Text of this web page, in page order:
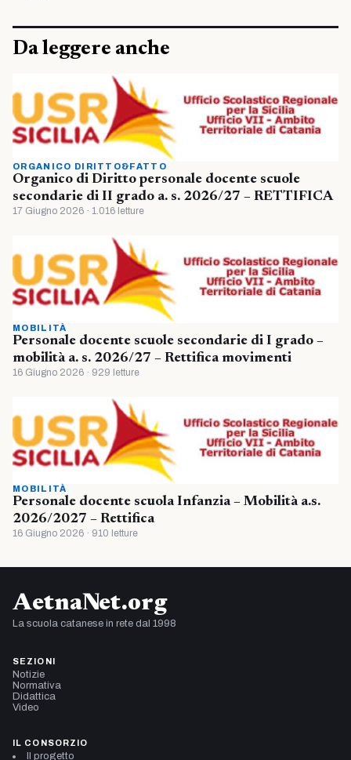
Da leggere anche
ORGANICO DIRITTO&FATTO
Organico di Diritto personale docente scuole
secondarie di II grado a. s. 2026/27 – RETTIFICA
17 Giugno 2026 · 1.016 letture
MOBILITÀ
Personale docente scuole secondarie di I grado –
mobilità a. s. 2026/27 – Rettifica movimenti
16 Giugno 2026 · 929 letture
MOBILITÀ
Personale docente scuola Infanzia – Mobilità a.s.
2026/2027 – Rettifica
16 Giugno 2026 · 910 letture
AetnaNet.org
La scuola catanese in rete dal 1998
SEZIONI
Notizie
Normativa
Didattica
Video
IL CONSORZIO
Il progetto